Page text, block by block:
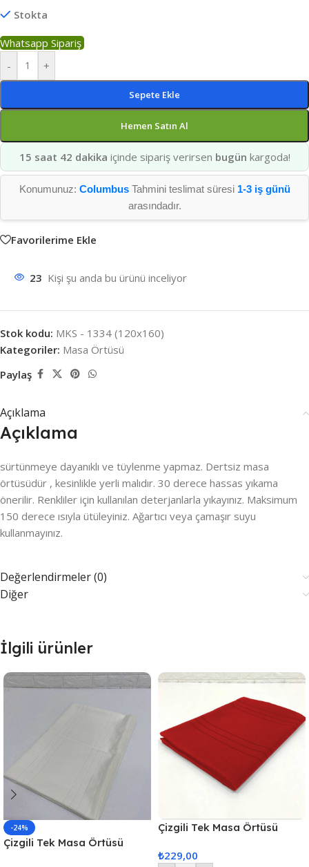
Stokta
Whatsapp Sipariş
-
+
Sepete Ekle
Hemen Satın Al
15 saat 42 dakika içinde sipariş verirsen bugün kargoda!
Konumunuz: ColumbusTahmini teslimat süresi 1-3 iş günü
arasındadır.
Favorilerime Ekle
23 Kişi şu anda bu ürünü inceliyor
Stok kodu: MKS - 1334 (120x160)
Kategoriler: Masa Örtüsü
Paylaş
Açıklama
Açıklama
sürtünmeye dayanıklı ve tüylenme yapmaz. Dertsiz masa
örtüsüdür , kesinlikle yerli malıdır. 30 derece hassas yıkama
önerilir. Renkliler için kullanılan deterjanlarla yıkayınız. Maksimum
150 derece ısıyla ütüleyiniz. Ağartıcı veya çamaşır suyu
kullanmayınız.
Değerlendirmeler (0)
Diğer
İlgili ürünler
-24%
Çizgili Tek Masa Örtüsü
Çizgili Tek Masa Örtüsü
₺229,00